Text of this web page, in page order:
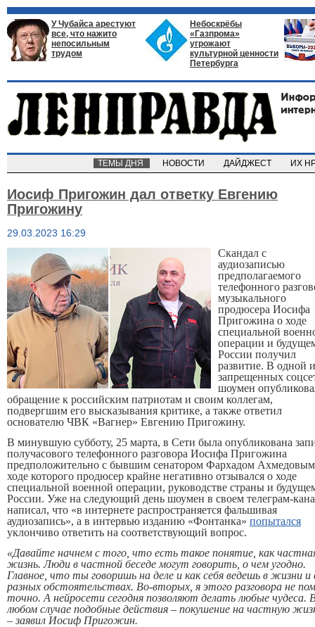
У Чубайса арестуют
все, что нажито
непосильным
трудом
Небоскрёбы
«Газпрома»
угрожают
культурной ценности
Петербурга
ТЕМЫ ДНЯ НОВОСТИ ДАЙДЖЕСТ ИХ
Иосиф Пригожин дал ответку Евгению
Пригожину
29.03.2023 16:29
Скандал с
аудиозаписью
предполагаемого
телефонного
музыкального
продюсера Иосифа
Пригожина о ходе
специальной
операции и
России получил
развитие. В одной
запрещенных
шоумен
обращение к российским патриотам и своим коллегам,
подвергшим его высказывания критике, а также ответил
основателю ЧВК «Вагнер» Евгению Пригожину.
В минувшую субботу, 25 марта, в Сети была опубликована
получасового телефонного разговора Иосифа Пригожина
предположительно с бывшим сенатором Фархадом
ходе которого продюсер крайне негативно отзывался о ходе
специальной военной операции, руководстве страны и
России. Уже на следующий день шоумен в своем телеграм-
написал, что «в интернете распространяется фальшивая
аудиозапись», а в интервью изданию «Фонтанка» попытался
уклончиво ответить на соответствующий вопрос.
«Давайте начнем с того, что есть такое понятие, как
жизнь. Люди в частной беседе могут говорить, о чем угодно.
Главное, что ты говоришь на деле и как себя ведешь в жизни и
разных обстоятельствах. Во-вторых, я этого разговора не
точно. А нейросети сегодня позволяют делать любые чудеса.
любом случае подобные действия – покушение на частную
– заявил Иосиф Пригожин.